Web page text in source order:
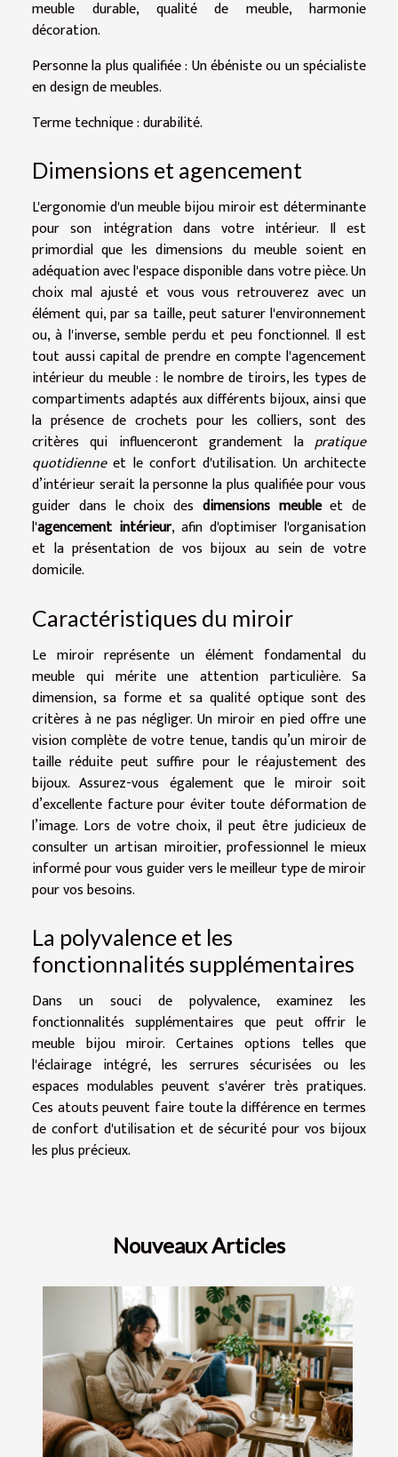
meuble durable, qualité de meuble, harmonie
décoration.
Personne la plus qualifiée : Un ébéniste ou un spécialiste
en design de meubles.
Terme technique : durabilité.
Dimensions et agencement
L'ergonomie d'un meuble bijou miroir est déterminante
pour son intégration dans votre intérieur. Il est
primordial que les dimensions du meuble soient en
adéquation avec l'espace disponible dans votre pièce. Un
choix mal ajusté et vous vous retrouverez avec un
élément qui, par sa taille, peut saturer l'environnement
ou, à l'inverse, semble perdu et peu fonctionnel. Il est
tout aussi capital de prendre en compte l'agencement
intérieur du meuble : le nombre de tiroirs, les types de
compartiments adaptés aux différents bijoux, ainsi que
la présence de crochets pour les colliers, sont des
critères qui influenceront grandement la pratique
quotidienneet le confort d'utilisation. Un architecte
d’intérieur serait la personne la plus qualifiée pour vous
guider dans le choix des dimensions meubleet de
l'agencement intérieur, afin d'optimiser l'organisation
et la présentation de vos bijoux au sein de votre
domicile.
Caractéristiques du miroir
Le miroir représente un élément fondamental du
meuble qui mérite une attention particulière. Sa
dimension, sa forme et sa qualité optique sont des
critères à ne pas négliger. Un miroir en pied offre une
vision complète de votre tenue, tandis qu’un miroir de
taille réduite peut suffire pour le réajustement des
bijoux. Assurez-vous également que le miroir soit
d’excellente facture pour éviter toute déformation de
l’image. Lors de votre choix, il peut être judicieux de
consulter un artisan miroitier, professionnel le mieux
informé pour vous guider vers le meilleur type de miroir
pour vos besoins.
La polyvalence et les
fonctionnalités supplémentaires
Dans un souci de polyvalence, examinez les
fonctionnalités supplémentaires que peut offrir le
meuble bijou miroir. Certaines options telles que
l'éclairage intégré, les serrures sécurisées ou les
espaces modulables peuvent s'avérer très pratiques.
Ces atouts peuvent faire toute la différence en termes
de confort d'utilisation et de sécurité pour vos bijoux
les plus précieux.
Nouveaux Articles